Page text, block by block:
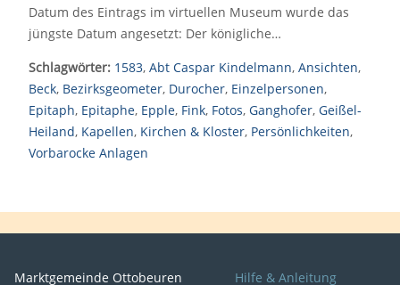
Datum des Eintrags im virtuellen Museum wurde das
jüngste Datum angesetzt: Der königliche…
Schlagwörter: 1583, Abt Caspar Kindelmann, Ansichten,
Beck, Bezirksgeometer, Durocher, Einzelpersonen,
Epitaph, Epitaphe, Epple, Fink, Fotos, Ganghofer, Geißel-
Heiland, Kapellen, Kirchen & Kloster, Persönlichkeiten,
Vorbarocke Anlagen
Marktgemeinde Ottobeuren Hilfe & Anleitung